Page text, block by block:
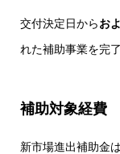
交付決定日からお
れた補助事業を完
補助対象経費
新市場進出補助金